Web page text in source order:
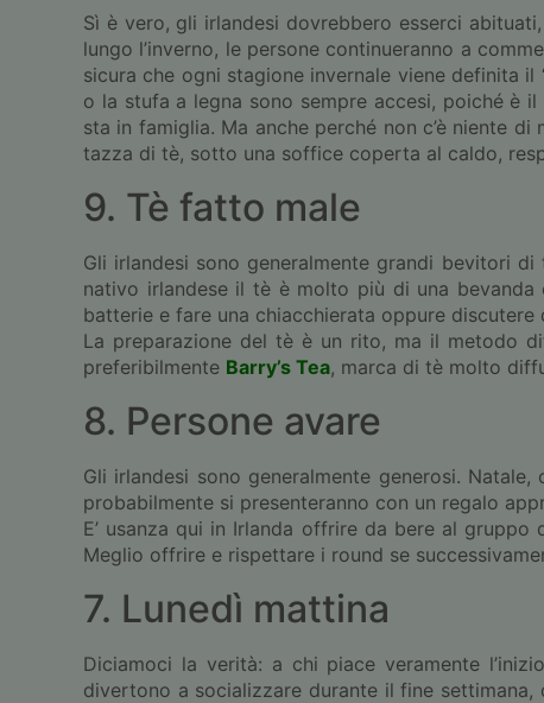
Sì è vero, gli irlandesi dovrebbero esserci
lungo l’inverno, le persone continueranno a
sicura che ogni stagione invernale viene definita
o la stufa a legna sono sempre accesi, poiché è
sta in famiglia. Ma anche perché non c’è niente
tazza di tè, sotto una soffice coperta al caldo,
9. Tè fatto male
Gli irlandesi sono generalmente grandi bevitori
nativo irlandese il tè è molto più di una bevanda
batterie e fare una chiacchierata oppure discutere
La preparazione del tè è un rito, ma il metodo
preferibilmente Barry’s Tea, marca di tè molto
8. Persone avare
Gli irlandesi sono generalmente generosi.
probabilmente si presenteranno con un regalo
E’ usanza qui in Irlanda offrire da bere al
Meglio offrire e rispettare i round se
7. Lunedì mattina
Diciamoci la verità: a chi piace veramente
divertono a socializzare durante il fine